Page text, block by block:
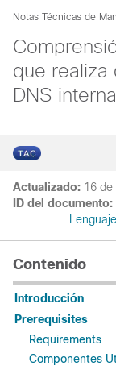
Notas Técnicas de
que realiza
DNS
Actualizado: 16
ID del documento:
Contenido
Introducción
Prerequisites
Requirements
Componentes